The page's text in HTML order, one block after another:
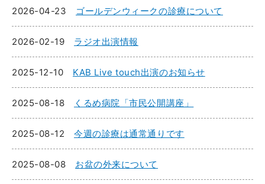
2026-04-23 ゴールデンウィークの診療について
2026-02-19 ラジオ出演情報
2025-12-10 KAB Live touch出演のお知らせ
2025-08-18 くるめ病院「市民公開講座」
2025-08-12 今週の診療は通常通りです
2025-08-08 お盆の外来について